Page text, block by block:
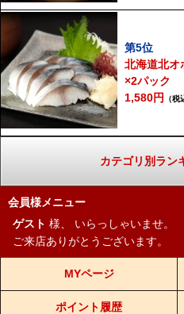
第5位
北海道北オ
×2パック
1,580円 （税
カテゴリ別ラン
会員様メニュー
ゲスト 様、
いらっしゃいませ。
ご来店ありがとうございます。
MYページ
ポイント履歴